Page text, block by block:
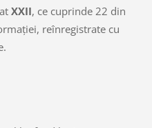
XXII, ce cuprinde 22 din
reînregistrate cu